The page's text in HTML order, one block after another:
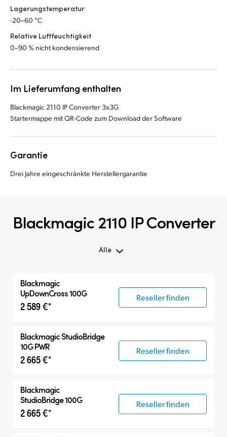
Lagerungstemperatur
-20–60 °C
Relative Luftfeuchtigkeit
0–90 % nicht kondensierend
Im Lieferumfang enthalten
Blackmagic 2110 IP Converter 3x3G
Startermappe mit QR-Code zum Download der Software
Garantie
Drei Jahre eingeschränkte Herstellergarantie
Blackmagic 2110 IP Converter
Alle
Blackmagic
UpDownCross 100G
2 589 €*
Reseller finden
BlackmagicStudioBridge
10G PWR
2 665 €*
Reseller finden
Blackmagic
StudioBridge 100G
2 665 €*
Reseller finden